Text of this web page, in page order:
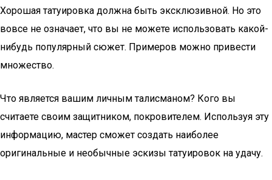
Хорошая татуировка должна быть эксклюзивной. Но это
вовсе не означает, что вы не можете использовать какой-
нибудь популярный сюжет. Примеров можно привести
множество.
Что является вашим личным талисманом? Кого вы
считаете своим защитником, покровителем. Используя эту
информацию, мастер сможет создать наиболее
оригинальные и необычные эскизы татуировок на удачу.